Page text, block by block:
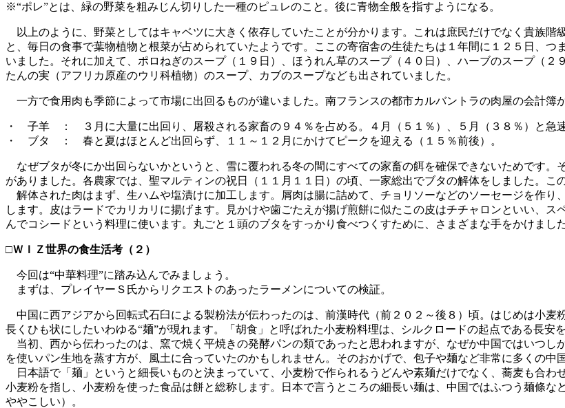
※“ポレ”とは、緑の野菜を粗みじん切りした一種のピュレのこと。後に青物全般を指すようになる。
以上のように、野菜としてはキャベツに大きく依存していたことが分かります。これは庶民だけでなく貴族階
と、毎日の食事で葉物植物と根菜が占められていたようです。ここの寄宿舎の生徒たちは１年間に１２５日、
いました。それに加えて、ポロねぎのスープ（１９日）、ほうれん草のスープ（４０日）、ハーブのスープ（
たんの実（アフリカ原産のウリ科植物）のスープ、カブのスープなども出されていました。
一方で食用肉も季節によって市場に出回るものが違いました。南フランスの都市カルバントラの肉屋の会計簿
・ 子羊 ： ３月に大量に出回り、屠殺される家畜の９４％を占める。４月（５１％）、５月（３８％）と急
・ ブタ ： 春と夏はほとんど出回らず、１１～１２月にかけてピークを迎える（１５％前後）。
なぜブタが冬にか出回らないかというと、雪に覆われる冬の間にすべての家畜の餌を確保できないためです
がありました。各農家では、聖マルティンの祝日（１１月１１日）の頃、一家総出でブタの解体をしました。こ
解体された肉はまず、生ハムや塩漬けに加工します。屑肉は腸に詰めて、チョリソーなどのソーセージを作り
します。皮はラードでカリカリに揚げます。見かけや歯ごたえが揚げ煎餅に似たこの皮はチチャロンといい、
んでコシードという料理に使います。丸ごと１頭のブタをすっかり食べつくすために、さまざまな手をかけました
□ＷＩＺ世界の食生活考（２）
今回は“中華料理”に踏み込んでみましょう。
まずは、プレイヤーＳ氏からリクエストのあったラーメンについての検証。
中国に西アジアから回転式石臼による製粉法が伝わったのは、前漢時代（前２０２～後８）頃。はじめは小
長くひも状にしたいわゆる“麺”が現れます。「胡食」と呼ばれた小麦粉料理は、シルクロードの起点である長安
当初、西から伝わったのは、窯で焼く平焼きの発酵パンの類であったと思われますが、なぜか中国ではいつし
を使いパン生地を蒸す方が、風土に合っていたのかもしれません。そのおかげで、包子や麺など非常に多くの中
日本語で「麺」というと細長いものと決まっていて、小麦粉で作られるうどんや素麺だけでなく、蕎麦も合わ
小麦粉を指し、小麦粉を使った食品は餅と総称します。日本で言うところの細長い麺は、中国ではふつう麺條
ややこしい）。